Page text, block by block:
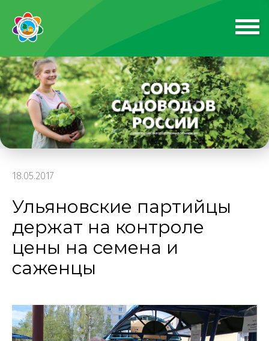
18.05.2017
Ульяновские партийцы
держат на контроле
цены на семена и
саженцы